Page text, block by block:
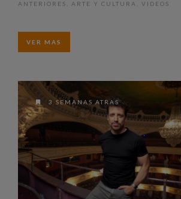
ANTERIORES ARTE Y CULTURA VIDEOS
VER MAS
3 SEMANAS ATRAS